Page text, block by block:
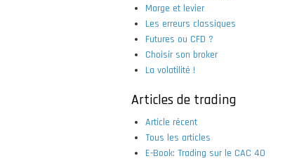
Marge et levier
Les erreurs classiques
Futures ou CFD ?
Choisir son broker
La volatilité !
Articles de trading
Article récent
Tous les articles
E-Book: Trading sur le CAC 40